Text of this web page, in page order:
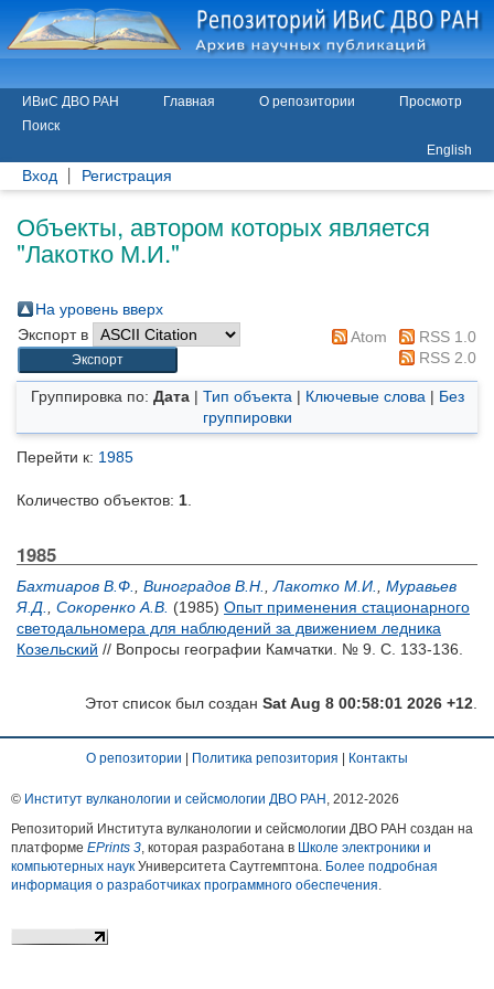
ИВиС ДВО РАН Главная О репозитории
Просмотр
Поиск
English
Вход Регистрация
Объекты, автором которых является
"Лакотко М.И."
На уровень вверх
Экспорт в
Atom
RSS 1.0
RSS 2.0
Группировка по: Дата| Тип объекта | Ключевые слова | Без
группировки
Перейти к: 1985
Количество объектов: 1
1985
Бахтиаров В.Ф. Виноградов В.Н. Лакотко М.И.
Муравьев
Я.Д.
Сокоренко А.В. (1985) Опыт применения стационарного
светодальномера для наблюдений за движением ледника
Козельский // Вопросы географии Камчатки. № 9. С. 133-136.
Этот список был создан Sat Aug 8 00:58:01 2026 +12
О репозитории Политика репозитория Контакты
© Институт вулканологии и сейсмологии ДВО РАН , 2012-2026
Репозиторий Института вулканологии и сейсмологии ДВО РАН создан на
платформе EPrints 3, которая разработана в Школе электроники и
компьютерных наук Университета Саутгемптона. Более подробная
информация о разработчиках программного обеспечения.